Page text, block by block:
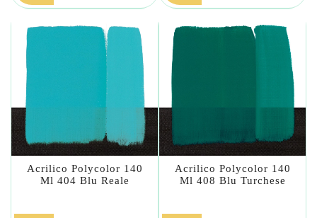
Acrilico Polycolor 140
Ml 404 Blu Reale
Acrilico Polycolor 140
Ml 408 Blu Turchese